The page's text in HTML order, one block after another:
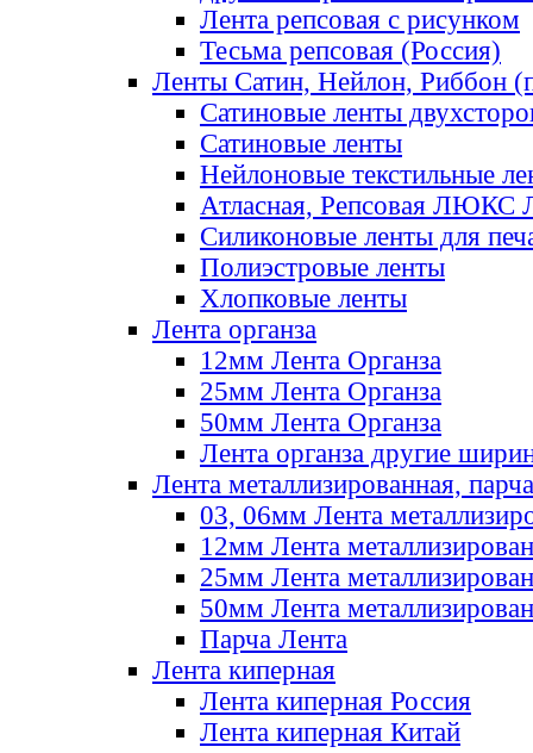
Лента репсовая с рисунком
Тесьма репсовая (Россия)
Ленты Сатин, Нейлон, Риббон
Сатиновые ленты
Сатиновые ленты
Нейлоновые текстильные
Атласная, Репсовая ЛЮКС
Силиконовые ленты для
Полиэстровые ленты
Хлопковые ленты
Лента органза
12мм Лента Органза
25мм Лента Органза
50мм Лента Органза
Лента органза другие
Лента металлизированная, парча
03, 06мм Лента
12мм Лента
25мм Лента
50мм Лента
Парча Лента
Лента киперная
Лента киперная Россия
Лента киперная Китай